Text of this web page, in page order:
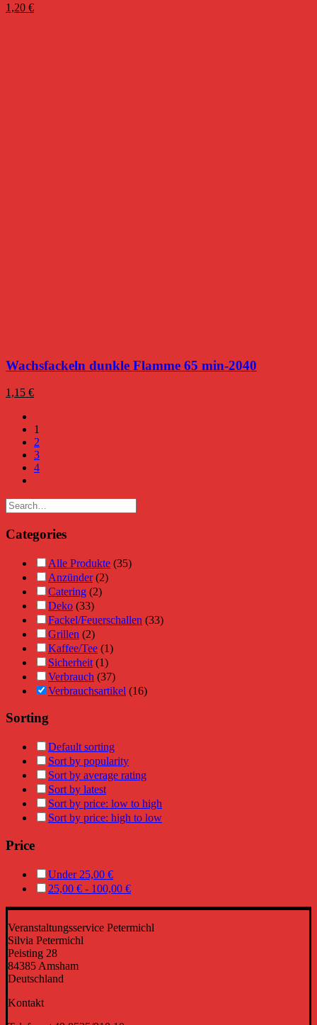
1,20 €
Wachsfackeln dunkle Flamme 65 min-2040
1,15 €
1
2
3
4
Categories
Alle Produkte (35)
Anzünder (2)
Catering (2)
Deko (33)
Fackel/Feuerschallen (33)
Grillen (2)
Kaffee/Tee (1)
Sicherheit (1)
Verbrauch (37)
Verbrauchsartikel (16)
Sorting
Default sorting
Sort by popularity
Sort by average rating
Sort by latest
Sort by price: low to high
Sort by price: high to low
Price
Under 25,00 €
25,00 € - 100,00 €
Veranstaltungsservice Petermichl
Silvia Petermichl
Peisting 28
84385 Amsham
Deutschland
Kontakt